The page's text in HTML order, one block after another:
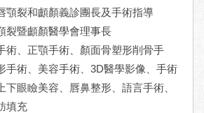
顎裂和顱顏義診團長及手術指導
裂暨顱顏醫學會理事長
術、正顎手術、顏面骨塑形削骨手
手術、美容手術、3D醫學影像、手術
下眼瞼美容、唇鼻整形、語言手術、
填充